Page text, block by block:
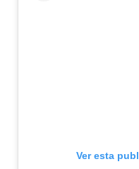
Ver esta